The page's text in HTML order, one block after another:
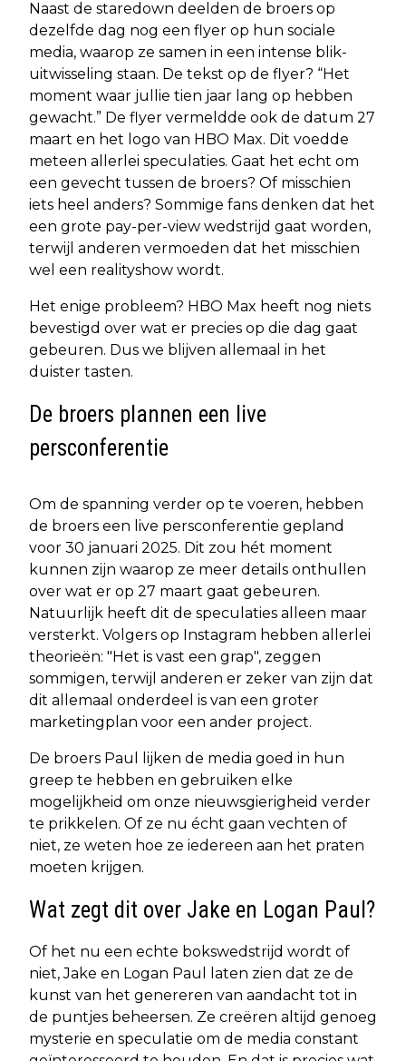
Naast de staredown deelden de broers op
dezelfde dag nog een flyer op hun sociale
media, waarop ze samen in een intense blik-
uitwisseling staan. De tekst op de flyer? “Het
moment waar jullie tien jaar lang op hebben
gewacht.” De flyer vermeldde ook de datum 27
maart en het logo van HBO Max. Dit voedde
meteen allerlei speculaties. Gaat het echt om
een gevecht tussen de broers? Of misschien
iets heel anders? Sommige fans denken dat het
een grote pay-per-view wedstrijd gaat worden,
terwijl anderen vermoeden dat het misschien
wel een realityshow wordt.
Het enige probleem? HBO Max heeft nog niets
bevestigd over wat er precies op die dag gaat
gebeuren. Dus we blijven allemaal in het
duister tasten.
De broers plannen een live
persconferentie
Om de spanning verder op te voeren, hebben
de broers een live persconferentie gepland
voor 30 januari 2025. Dit zou hét moment
kunnen zijn waarop ze meer details onthullen
over wat er op 27 maart gaat gebeuren.
Natuurlijk heeft dit de speculaties alleen maar
versterkt. Volgers op Instagram hebben allerlei
theorieën: "Het is vast een grap", zeggen
sommigen, terwijl anderen er zeker van zijn dat
dit allemaal onderdeel is van een groter
marketingplan voor een ander project.
De broers Paul lijken de media goed in hun
greep te hebben en gebruiken elke
mogelijkheid om onze nieuwsgierigheid verder
te prikkelen. Of ze nu écht gaan vechten of
niet, ze weten hoe ze iedereen aan het praten
moeten krijgen.
Wat zegt dit over Jake en Logan Paul?
Of het nu een echte bokswedstrijd wordt of
niet, Jake en Logan Paul laten zien dat ze de
kunst van het genereren van aandacht tot in
de puntjes beheersen. Ze creëren altijd genoeg
mysterie en speculatie om de media constant